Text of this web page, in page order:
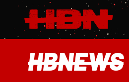
HBNEWS